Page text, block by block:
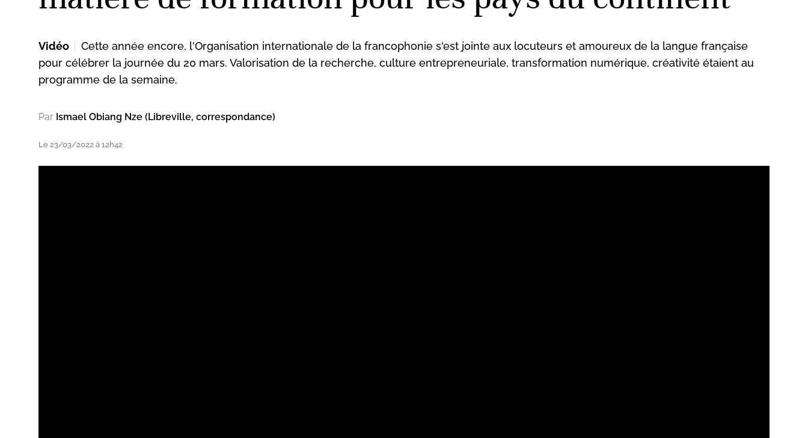
Vidéo
Cette année encore, l'Organisation internationale de la francophonie s'est jointe aux locuteurs et amoureux de la langue française
pour célébrer la journée du 20 mars. Valorisation de la recherche, culture entrepreneuriale, transformation numérique, créativité étaient au
programme de la semaine.
Par Ismael Obiang Nze (Libreville, correspondance)
Le 23/03/2022 à 12h42